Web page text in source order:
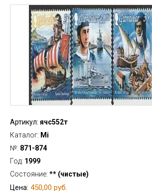
Артикул: ячс552т
Каталог: Mi
№: 871-874
Год: 1999
Состояние: ** (чистые)
Цена: 450,00 руб.